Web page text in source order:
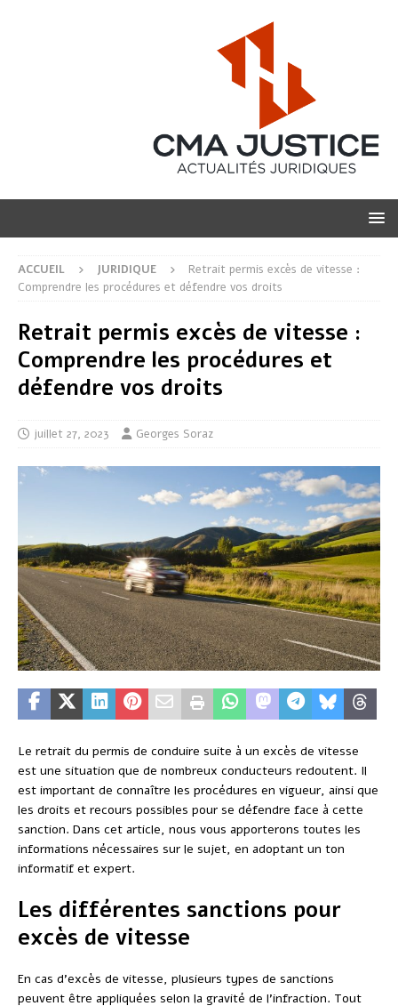
ACCUEIL JURIDIQUE
Retrait permis excès de vitesse :
Comprendre les procédures et défendre vos droits
Retrait permis excès de vitesse :
Comprendre les procédures et
défendre vos droits
juillet 27, 2023 Georges Soraz
Le retrait du permis de conduire suite à un excès de vitesse
est une situation que de nombreux conducteurs redoutent. Il
est important de connaître les procédures en vigueur, ainsi que
les droits et recours possibles pour se défendre face à cette
sanction. Dans cet article, nous vous apporterons toutes les
informations nécessaires sur le sujet, en adoptant un ton
informatif et expert.
Les différentes sanctions pour
excès de vitesse
En cas d’excès de vitesse, plusieurs types de sanctions
peuvent être appliquées selon la gravité de l’infraction. Tout